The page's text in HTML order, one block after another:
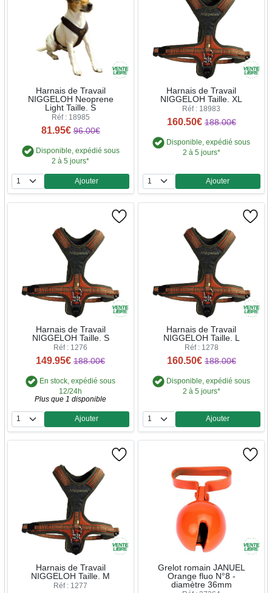
Harnais de Travail
NIGGELOH Neoprene
Light Taille. S
Réf : 18985
81.95€ 96.00€
Disponible, expédié sous
2 à 5 jours*
Quantité
Ajouter
Harnais de Travail
NIGGELOH Taille. XL
Réf : 18983
160.50€ 188.00€
Disponible, expédié sous
2 à 5 jours*
Quantité
Ajouter
Harnais de Travail
NIGGELOH Taille. S
Réf : 1276
149.95€ 188.00€
En stock, expédié sous
12/24h
Plus que 1 disponible
Quantité
Ajouter
Harnais de Travail
NIGGELOH Taille. L
Réf : 1278
160.50€ 188.00€
Disponible, expédié sous
2 à 5 jours*
Quantité
Ajouter
Harnais de Travail
NIGGELOH Taille. M
Réf : 1277
Grelot romain JANUEL
Orange fluo N°8 -
diamètre 36mm